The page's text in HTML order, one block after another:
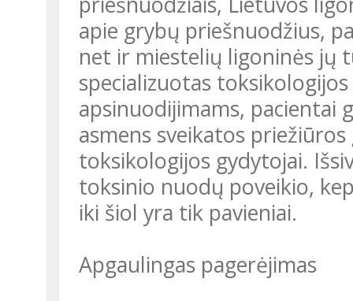
apie grybų priešnuodžius,
net ir miestelių ligoninės
specializuotas
apsinuodijimams, pacientai
asmens sveikatos
toksikologijos gydytojai.
toksinio nuodų poveikio,
iki šiol yra tik pavieniai.
Apgaulingas pagerėjimas